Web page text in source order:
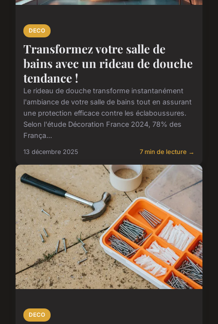
DECO
Transformez votre salle de
bains avec un rideau de douche
tendance !
Le rideau de douche transforme instantanément
l'ambiance de votre salle de bains tout en assurant
une protection efficace contre les éclaboussures.
Selon l'étude Décoration France 2024, 78% des
França...
13 décembre 2025 7 min de lecture →
DECO